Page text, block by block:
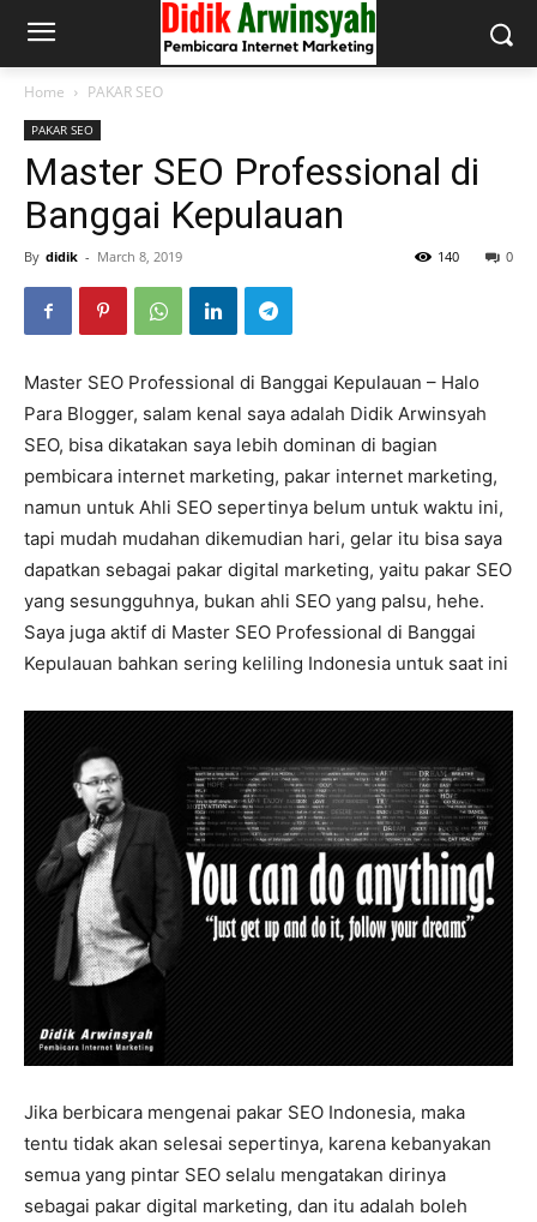
Home PAKAR SEO
PAKAR SEO
Master SEO Professional di
Banggai Kepulauan
By didik - March 8, 2019 0
140
Master SEO Professional di Banggai Kepulauan – Halo
Para Blogger, salam kenal saya adalah Didik Arwinsyah
SEO, bisa dikatakan saya lebih dominan di bagian
pembicara internet marketing, pakar internet marketing,
namun untuk Ahli SEO sepertinya belum untuk waktu ini,
tapi mudah mudahan dikemudian hari, gelar itu bisa saya
dapatkan sebagai pakar digital marketing, yaitu pakar SEO
yang sesungguhnya, bukan ahli SEO yang palsu, hehe.
Saya juga aktif di Master SEO Professional di Banggai
Kepulauan bahkan sering keliling Indonesia untuk saat ini
Jika berbicara mengenai pakar SEO Indonesia, maka
tentu tidak akan selesai sepertinya, karena kebanyakan
semua yang pintar SEO selalu mengatakan dirinya
sebagai pakar digital marketing, dan itu adalah boleh